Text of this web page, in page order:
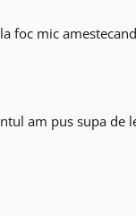
foc mic
am pus supa de